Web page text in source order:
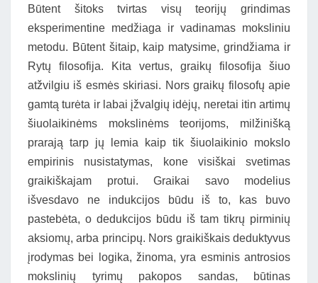
Būtent šitoks tvirtas visų teorijų grindimas
eksperimentine medžiaga ir vadinamas moksliniu
metodu. Būtent šitaip, kaip matysime, grindžiama ir
Rytų filosofija. Kita vertus, graikų filosofija šiuo
atžvilgiu iš esmės skiriasi. Nors graikų filosofų apie
gamtą turėta ir labai įžvalgių idėjų, neretai itin artimų
šiuolaikinėms mokslinėms teorijoms, milžinišką
prarają tarp jų lemia kaip tik šiuolaikinio mokslo
empirinis nusistatymas, kone visiškai svetimas
graikiškajam protui. Graikai savo modelius
išvesdavo ne indukcijos būdu iš to, kas buvo
pastebėta, o dedukcijos būdu iš tam tikrų pirminių
aksiomų, arba principų. Nors graikiškais deduktyvus
įrodymas bei logika, žinoma, yra esminis antrosios
mokslinių tyrimų pakopos sandas, būtinas